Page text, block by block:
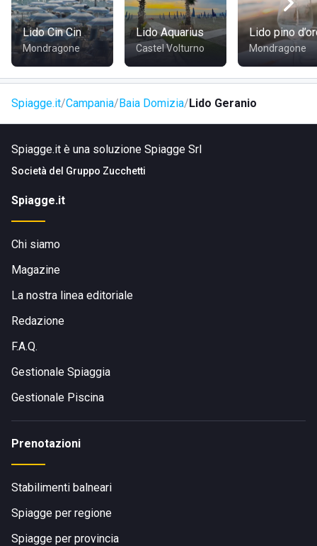
Lido Cin Cin
Mondragone
Lido Aquarius
Castel Volturno
Lido pino
Mondragone
Spiagge.it Campania Baia Domizia Lido Geranio
Spiagge.it è una soluzione Spiagge Srl
Società del Gruppo Zucchetti
Spiagge.it
Chi siamo
Magazine
La nostra linea editoriale
Redazione
F.A.Q.
Gestionale Spiaggia
Gestionale Piscina
Prenotazioni
Stabilimenti balneari
Spiagge per regione
Spiagge per provincia